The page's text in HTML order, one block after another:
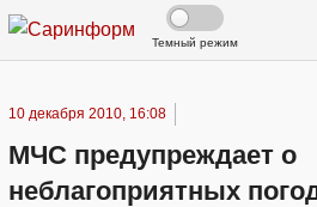
Темный режим
10 декабря 2010, 16:08
МЧС предупреждает о
неблагоприятных